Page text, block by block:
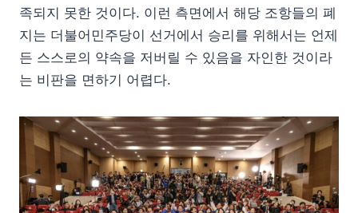
족되지 못한 것이다. 이런 측면에서 해당 조항들의 폐
지는 더불어민주당이 선거에서 승리를 위해서는 언제
든 스스로의 약속을 저버릴 수 있음을 자인한 것이라
는 비판을 면하기 어렵다.